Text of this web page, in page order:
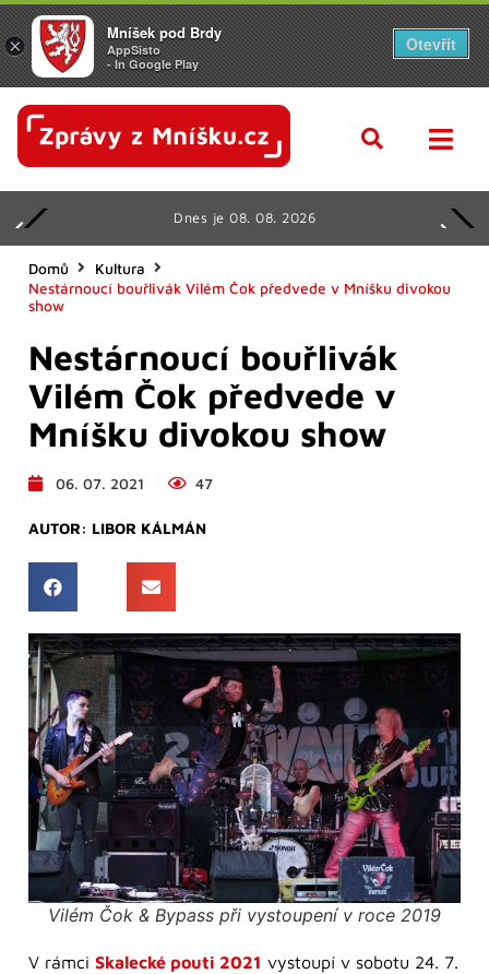
Dnes je 08. 08. 2026
Domů
Kultura
Nestárnoucí bouřlivák Vilém Čok předvede v Mníšku divokou
show
Nestárnoucí bouřlivák
Vilém Čok předvede v
Mníšku divokou show
06. 07. 2021 47
AUTOR: LIBOR KÁLMÁN
Vilém Čok & Bypass při vystoupení v roce 2019
V rámci Skalecké pouti 2021 vystoupí v sobotu 24. 7.
×
Mníšek pod Brdy
AppSisto
- In Google Play
Otevřít